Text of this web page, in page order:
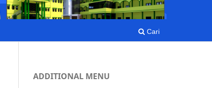
Cari
ADDITIONAL MENU